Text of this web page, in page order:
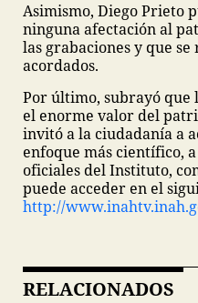
Asimismo, Diego Prieto
ninguna afectación al
las grabaciones y que
acordados.
Por último, subrayó que
el enorme valor del
invitó a la ciudadanía a
enfoque más científico,
oficiales del Instituto,
puede acceder en el
http://
RELACIONADOS